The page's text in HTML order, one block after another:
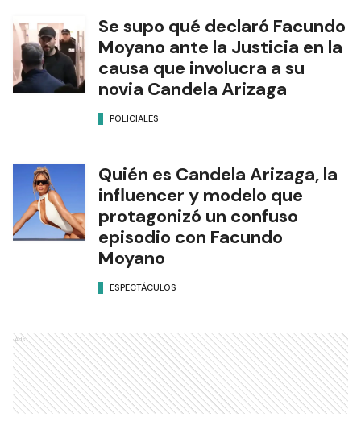
Se supo qué declaró Facundo
Moyano ante la Justicia en la
causa que involucra a su
novia Candela Arizaga
POLICIALES
Quién es Candela Arizaga, la
influencer y modelo que
protagonizó un confuso
episodio con Facundo
Moyano
ESPECTÁCULOS
Ads